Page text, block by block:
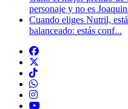
personaje y no es
Cuando eliges Nutril,
balanceado: estás conf...